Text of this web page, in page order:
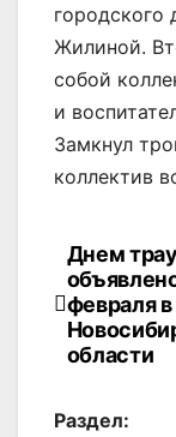
городского
Жилиной.
собой
и
Замкнул
коллектив
по
Днем
февраля в
области
Раздел: